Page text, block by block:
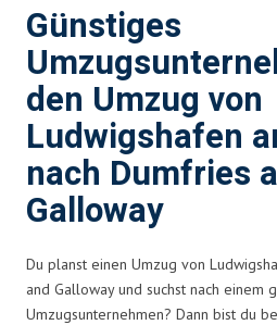
Günstiges
den Umzug von
Ludwigshafen
nach Dumfries
Galloway
Du planst einen Umzug von
and Galloway und suchst nach einem
Umzugsunternehmen? Dann bist du